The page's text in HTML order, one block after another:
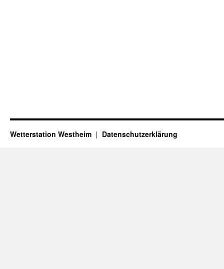
Wetterstation Westheim Datenschutzerklärung